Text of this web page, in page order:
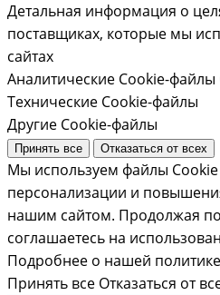
Детальная информация о
поставщиках, которые мы
сайтах
Аналитические Cookie-файлы
Технические Cookie-файлы
Другие Cookie-файлы
Принять все Отказаться от всех
Мы используем файлы
персонализации и
нашим сайтом. Продолжая
соглашаетесь на
Подробнее о нашей
Принять все Отказаться от